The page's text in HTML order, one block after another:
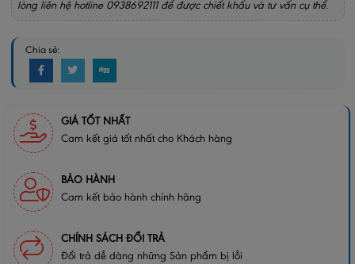
lòng liên hệ hotline 0938692111 để được chiết khấu và tư vấn cụ thể.
Chia sẻ:
GIÁ TỐT NHẤT
Cam kết giá tốt nhất cho Khách hàng
BẢO HÀNH
Cam kết bảo hành chính hãng
CHÍNH SÁCH ĐỔI TRẢ
Đổi trả dễ dàng những Sản phẩm bị lỗi